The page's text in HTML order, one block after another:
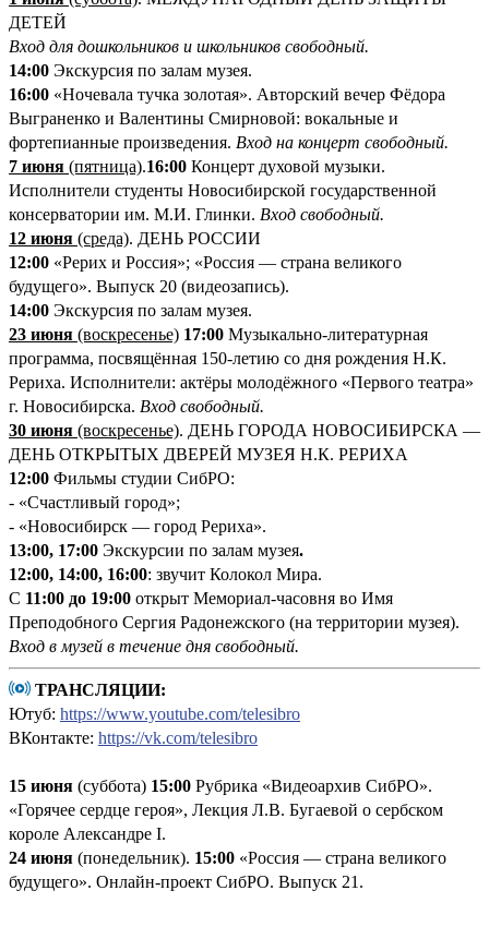
ДЕТЕЙ
Вход для дошкольников и школьников свободный.
14:00 Экскурсия по залам музея.
16:00 «Ночевала тучка золотая». Авторский вечер Фёдора
Выграненко и Валентины Смирновой: вокальные и
фортепианные произведения. Вход на концерт свободный.
7 июня (пятница).16:00 Концерт духовой музыки.
Исполнители студенты Новосибирской государственной
консерватории им. М.И. Глинки. Вход свободный.
12 июня (среда). ДЕНЬ РОССИИ
12:00 «Рерих и Россия»; «Россия — страна великого
будущего». Выпуск 20 (видеозапись).
14:00 Экскурсия по залам музея.
23 июня (воскресенье) 17:00 Музыкально-литературная
программа, посвящённая 150-летию со дня рождения Н.К.
Рериха. Исполнители: актёры молодёжного «Первого театра»
г. Новосибирска. Вход свободный.
30 июня (воскресенье). ДЕНЬ ГОРОДА НОВОСИБИРСКА —
ДЕНЬ ОТКРЫТЫХ ДВЕРЕЙ МУЗЕЯ Н.К. РЕРИХА
12:00 Фильмы студии СибРО:
- «Счастливый город»;
- «Новосибирск — город Рериха».
13:00, 17:00 Экскурсии по залам музея.
12:00, 14:00, 16:00: звучит Колокол Мира.
С 11:00 до 19:00 открыт Мемориал-часовня во Имя
Преподобного Сергия Радонежского (на территории музея).
Вход в музей в течение дня свободный.
ТРАНСЛЯЦИИ:
Ютуб: https://www.youtube.com/telesibro
ВКонтакте: https://vk.com/telesibro
15 июня (суббота) 15:00 Рубрика «Видеоархив СибРО».
«Горячее сердце героя», Лекция Л.В. Бугаевой о сербском
короле Александре I.
24 июня (понедельник). 15:00 «Россия — страна великого
будущего». Онлайн-проект СибРО. Выпуск 21.